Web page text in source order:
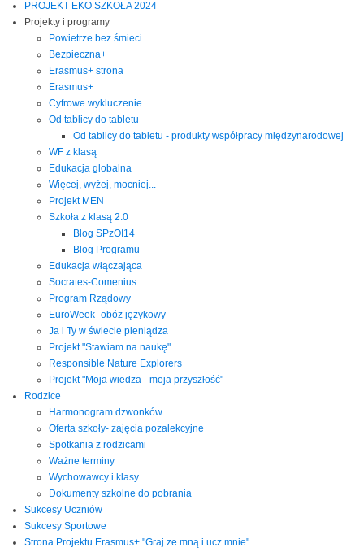
PROJEKT EKO SZKOŁA 2024
Projekty i programy
Powietrze bez śmieci
Bezpieczna+
Erasmus+ strona
Erasmus+
Cyfrowe wykluczenie
Od tablicy do tabletu
Od tablicy do tabletu - produkty współpracy międzynarodowej
WF z klasą
Edukacja globalna
Więcej, wyżej, mocniej...
Projekt MEN
Szkoła z klasą 2.0
Blog SPzOI14
Blog Programu
Edukacja włączająca
Socrates-Comenius
Program Rządowy
EuroWeek- obóz językowy
Ja i Ty w świecie pieniądza
Projekt "Stawiam na naukę"
Responsible Nature Explorers
Projekt "Moja wiedza - moja przyszłość"
Rodzice
Harmonogram dzwonków
Oferta szkoły- zajęcia pozalekcyjne
Spotkania z rodzicami
Ważne terminy
Wychowawcy i klasy
Dokumenty szkolne do pobrania
Sukcesy Uczniów
Sukcesy Sportowe
Strona Projektu Erasmus+ "Graj ze mną i ucz mnie"